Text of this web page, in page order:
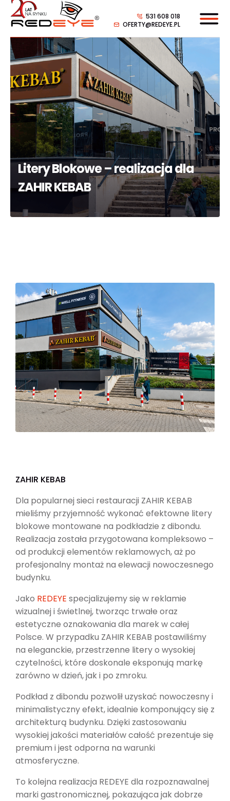
531 608 018
OFERTY@REDEYE.PL
Litery Blokowe – realizacja dla
ZAHIR KEBAB
ZAHIR KEBAB
Dla popularnej sieci restauracji ZAHIR KEBAB
mieliśmy przyjemność wykonać efektowne litery
blokowe montowane na podkładzie z dibondu.
Realizacja została przygotowana kompleksowo –
od produkcji elementów reklamowych, aż po
profesjonalny montaż na elewacji nowoczesnego
budynku.
Jako REDEYE specjalizujemy się w reklamie
wizualnej i świetlnej, tworząc trwałe oraz
estetyczne oznakowania dla marek w całej
Polsce. W przypadku ZAHIR KEBAB postawiliśmy
na eleganckie, przestrzenne litery o wysokiej
czytelności, które doskonale eksponują markę
zarówno w dzień, jak i po zmroku.
Podkład z dibondu pozwolił uzyskać nowoczesny i
minimalistyczny efekt, idealnie komponujący się z
architekturą budynku. Dzięki zastosowaniu
wysokiej jakości materiałów całość prezentuje się
premium i jest odporna na warunki
atmosferyczne.
To kolejna realizacja REDEYE dla rozpoznawalnej
marki gastronomicznej, pokazująca jak dobrze